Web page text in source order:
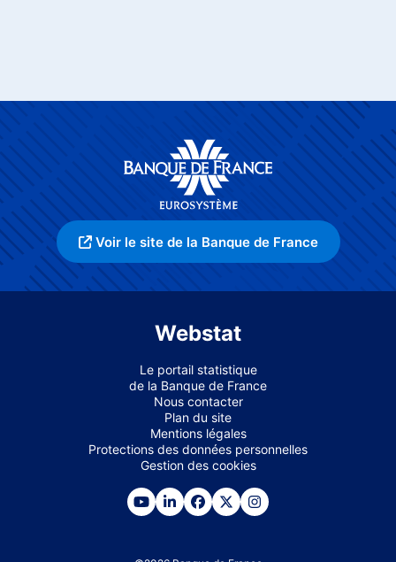
Voir le site de la Banque de France
Webstat
Le portail statistique
de la Banque de France
Nous contacter
Plan du site
Mentions légales
Protections des données personnelles
Gestion des cookies